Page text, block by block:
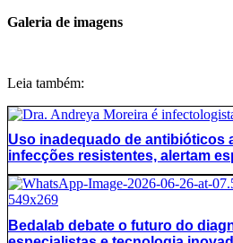
Galeria de imagens
Leia também:
Uso inadequado de antibióticos
infecções resistentes, alertam
Bedalab debate o futuro do